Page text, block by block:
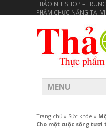
THẢO NHI SHOP –
PHẨM CHỨC NĂNG TẠI
MENU
Trang chủ » Sức khỏe »
Cho một cuộc sống tươi